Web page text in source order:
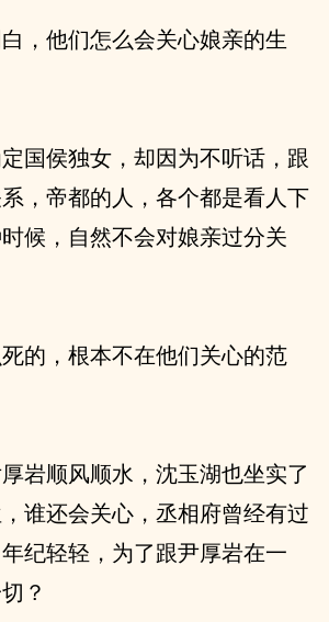
，他们怎么会关心娘亲的生
国侯独女，却因为不听话，跟
，帝都的人，各个都是看人下
候，自然不会对娘亲过分关
的，根本不在他们关心的范
岩顺风顺水，沈玉湖也坐实了
谁还会关心，丞相府曾经有过
纪轻轻，为了跟尹厚岩在一
？